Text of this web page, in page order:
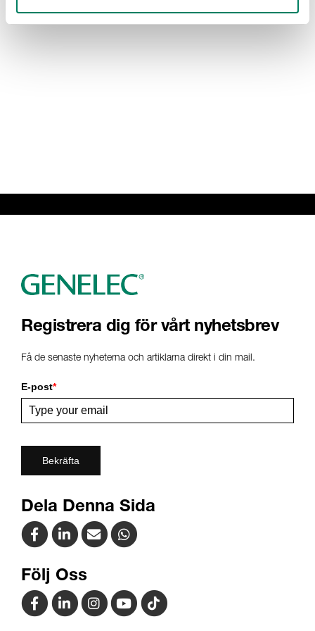
Registrera dig för vårt nyhetsbrev
Få de senaste nyheterna och artiklarna direkt i din mail.
E-post*
Bekräfta
Dela Denna Sida
Följ Oss